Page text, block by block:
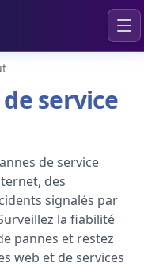
service
de service
des
signalés par
la fiabilité
pannes et restez
web et de services